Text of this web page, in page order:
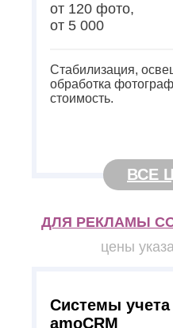
от 120 фото,
от 5 000
Стабилизация,
обработка
стоимость.
ВСЕ
ДЛЯ РЕКЛАМЫ
цены
Системы
amoCRM